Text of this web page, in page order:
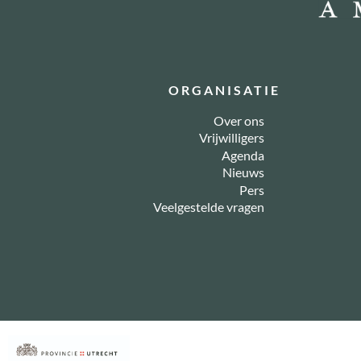
ORGANISATIE
Over ons
Vrijwilligers
Agenda
Nieuws
Pers
Veelgestelde vragen